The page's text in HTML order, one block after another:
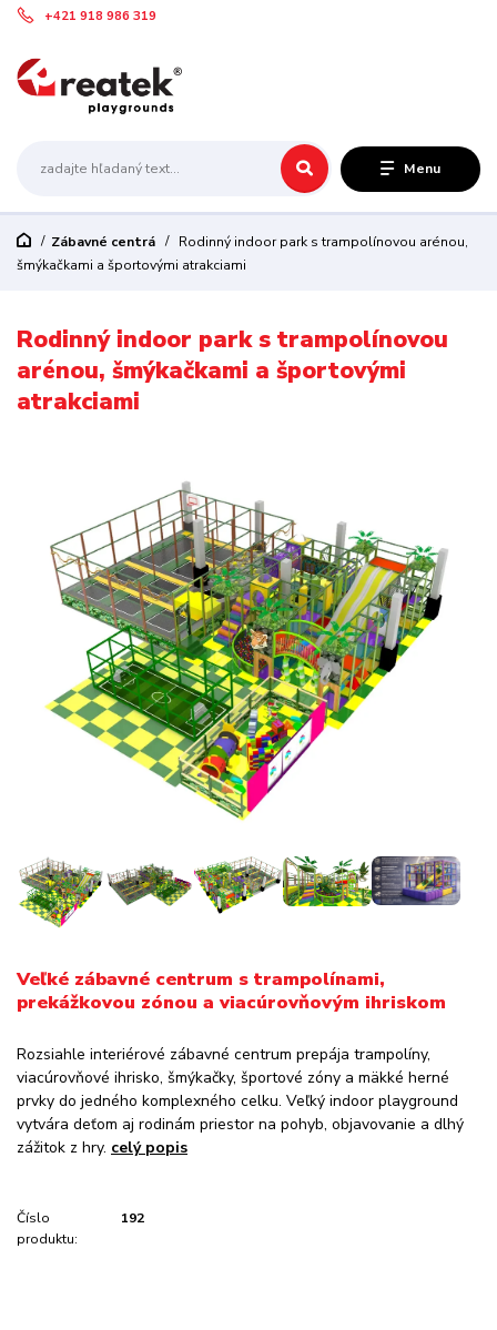
Menu
+421 918 986 319
Zábavné centrá
Rodinný indoor park s trampolínovou arénou,
šmýkačkami a športovými atrakciami
Rodinný indoor park s trampolínovou
arénou, šmýkačkami a športovými
atrakciami
Veľké zábavné centrum s trampolínami,
prekážkovou zónou a viacúrovňovým ihriskom
Rozsiahle interiérové zábavné centrum prepája trampolíny,
viacúrovňové ihrisko, šmýkačky, športové zóny a mäkké herné
prvky do jedného komplexného celku. Veľký indoor playground
vytvára deťom aj rodinám priestor na pohyb, objavovanie a dlhý
zážitok z hry. celý popis
Číslo
produktu:
192